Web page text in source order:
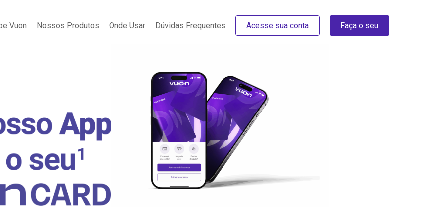
Vuon Nossos Produtos Onde Usar Dúvidas Frequentes Acesse sua conta Faça o seu